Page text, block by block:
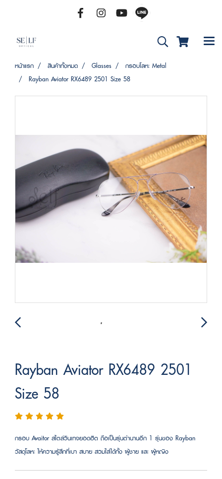
หน้าแรก สินค้าทั้งหมด Glasses
กรอบโลหะ Metal
Rayban Aviator RX6489 2501 Size 58
Rayban Aviator RX6489 2501
Size 58
กรอบ Avaitor สไตล์วินเทจยอดฮิต ถือเป็นรุ่นตำนานอีก 1 รุ่นของ Rayban
วัสดุโลหะ ให้ความรู้สึกที่เบา สบาย สวมใส่ได้ทั้ง ผู้ชาย และ ผู้หญิง